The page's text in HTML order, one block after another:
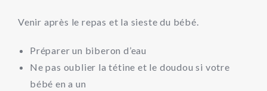
Venir après le repas et la sieste du bébé.
Préparer un biberon d’eau
Ne pas oublier la tétine et le doudou si votre
bébé en a un